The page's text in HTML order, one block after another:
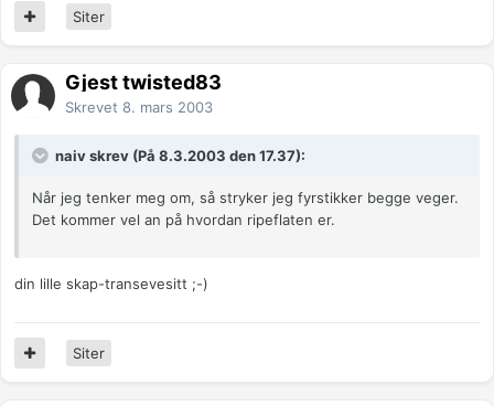
Siter
Gjest twisted83
Skrevet 8. mars 2003
naiv skrev (På 8.3.2003 den 17.37):
Når jeg tenker meg om, så stryker jeg fyrstikker begge veger.
Det kommer vel an på hvordan ripeflaten er.
din lille skap-transevesitt ;-)
Siter